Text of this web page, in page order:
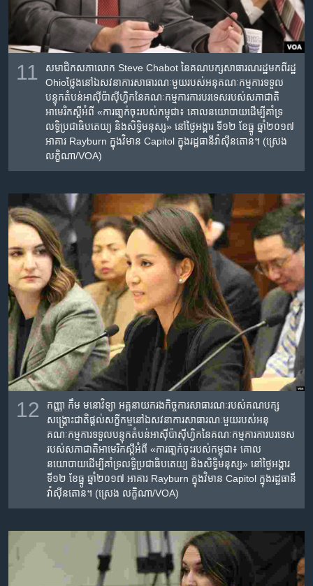
11
សមាជិក​សភា​លោក Steve Chabot នៃ​គណបក្ស​សាធារណរដ្ឋ​មក​ពី​រដ្ឋ
Ohioថ្លែង​នៅ​ឯ​សវនាការ​សាធារណៈ​មួយរបស់​អនុ​គណៈកម្មការ​ទទួល​
បន្ទុក​តំបន់​អាស៊ីប៉ាស៊ីហ្វិក​នៃ​គណៈកម្មការការ​បរទេស​របស់​សភាជាតិ​
អាមេរិក​ស្តីអំពី​ «ការ​ធា្លក់​ចុះរបស់​កម្ពុជា​៖ ​គោល​នយោបាយ​ដើម្បី​គាំទ្រ​
លទ្ធិប្រជាធិបតេយ្យ ​និង​សិទ្ធិមនុស្ស‍»​ ​នៅ​ថ្ងៃ​អង្គារ ទី១២ ខែ​ធ្នូ ឆ្នាំ២០១៧​
អាគារ Rayburn ក្នុង​វិមាន Capitol ក្នុង​រដ្ឋធានី​វ៉ាស៊ីនតោន។ (ស្រេង
លក្ខិណា/VOA)
12
កញ្ញា កឹម មនោវិទ្យា អគ្គនាយករង​កិច្ច​ការ​សាធារណៈ​របស់​គណបក្ស​
សង្គ្រោះ​ជាតិ​ផ្តល់​សក្ខីកម្ម​នៅ​ឯ​សវនាការ​សាធារណៈ​មួយរបស់​អនុ​
គណៈកម្មការ​ទទួល​បន្ទុក​តំបន់​អាស៊ីប៉ាស៊ីហ្វិក​នៃ​គណៈកម្មការការ​បរទេស​
របស់​សភាជាតិ​អាមេរិក​ស្តីអំពី​ «ការ​ធា្លក់​ចុះរបស់​កម្ពុជា​៖ ​គោល​
នយោបាយ​ដើម្បី​គាំទ្រ​លទ្ធិប្រជាធិបតេយ្យ ​និង​សិទ្ធិមនុស្ស‍»​ ​នៅ​ថ្ងៃ​អង្គារ
ទី១២ ខែ​ធ្នូ ឆ្នាំ២០១៧​ អាគារ Rayburn ក្នុង​វិមាន Capitol ក្នុង​រដ្ឋធានី​
វ៉ាស៊ីនតោន។ (ស្រេង លក្ខិណា/VOA)